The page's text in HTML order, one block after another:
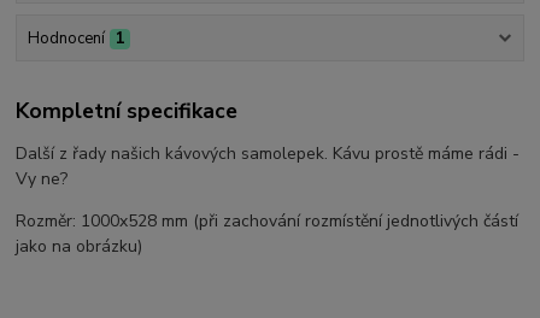
Hodnocení 1
Kompletní specifikace
Další z řady našich kávových samolepek. Kávu prostě máme rádi -
Vy ne?
Rozměr: 1000x528 mm (při zachování rozmístění jednotlivých částí
jako na obrázku)